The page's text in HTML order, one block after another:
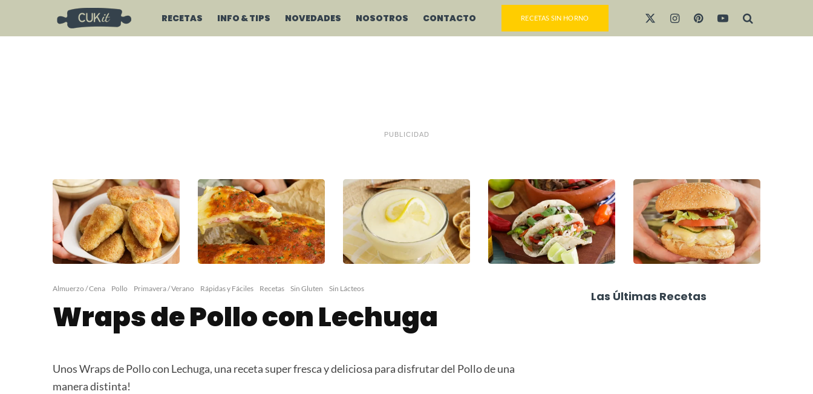
RECETAS INFO & TIPS NOVEDADES NOSOTROS CONTACTO RECETAS SIN HORNO
PUBLICIDAD
Jamón y Queso
Limón
Almuerzo / Cena Pollo Primavera / Verano Rápidas y Fáciles Recetas Sin Gluten Sin Lácteos
Wraps de Pollo con Lechuga
Unos Wraps de Pollo con Lechuga, una receta super fresca y deliciosa para disfrutar del Pollo de una
manera distinta!
Las Últimas Recetas